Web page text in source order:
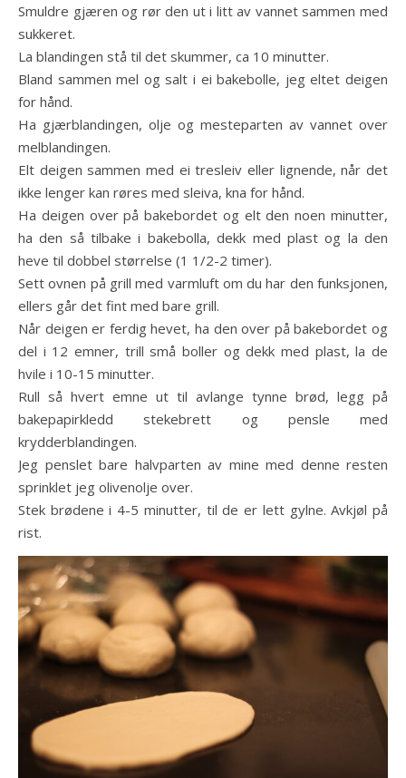
Smuldre gjæren og rør den ut i litt av vannet sammen med
sukkeret.
La blandingen stå til det skummer, ca 10 minutter.
Bland sammen mel og salt i ei bakebolle, jeg eltet deigen
for hånd.
Ha gjærblandingen, olje og mesteparten av vannet over
melblandingen.
Elt deigen sammen med ei tresleiv eller lignende, når det
ikke lenger kan røres med sleiva, kna for hånd.
Ha deigen over på bakebordet og elt den noen minutter,
ha den så tilbake i bakebolla, dekk med plast og la den
heve til dobbel størrelse (1 1/2-2 timer).
Sett ovnen på grill med varmluft om du har den funksjonen,
ellers går det fint med bare grill.
Når deigen er ferdig hevet, ha den over på bakebordet og
del i 12 emner, trill små boller og dekk med plast, la de
hvile i 10-15 minutter.
Rull så hvert emne ut til avlange tynne brød, legg på
bakepapirkledd stekebrett og pensle med
krydderblandingen.
Jeg penslet bare halvparten av mine med denne resten
sprinklet jeg olivenolje over.
Stek brødene i 4-5 minutter, til de er lett gylne. Avkjøl på
rist.